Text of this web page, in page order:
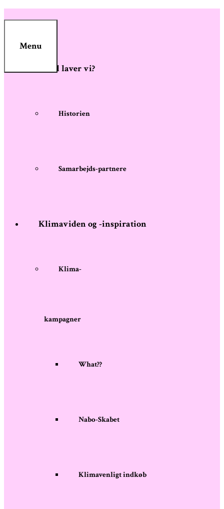
content
Menu
Hvad laver vi?
Historien
Samarbejds-partnere
Klimaviden og -inspiration
Klima-
kampagner
What??
Nabo-Skabet
Klimavenligt indkøb